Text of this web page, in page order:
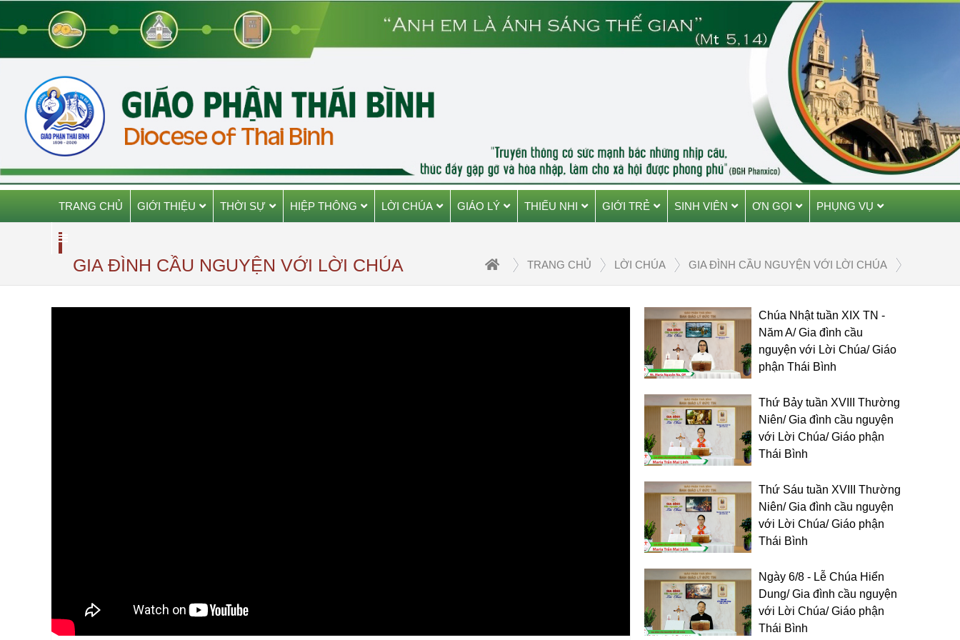
TRANG CHỦ GIỚI THIỆU THỜI SỰ HIỆP THÔNG LỜI CHÚA GIÁO LÝ THIẾU NHI GIỚI TRẺ SINH VIÊN ƠN GỌI PHỤNG VỤ
GIA ĐÌNH CẦU NGUYỆN VỚI LỜI CHÚA TRANG CHỦ LỜI CHÚA GIA ĐÌNH CẦU NGUYỆN VỚI LỜI CHÚA
Chúa Nhật tuần XIX TN -
Năm A/ Gia đình cầu
nguyện với Lời Chúa/ Giáo
phận Thái Bình
Thứ Bảy tuần XVIII Thường
Niên/ Gia đình cầu nguyện
với Lời Chúa/ Giáo phận
Thái Bình
Thứ Sáu tuần XVIII Thường
Niên/ Gia đình cầu nguyện
với Lời Chúa/ Giáo phận
Thái Bình
Ngày 6/8 - Lễ Chúa Hiển
Dung/ Gia đình cầu nguyện
với Lời Chúa/ Giáo phận
Thái Bình